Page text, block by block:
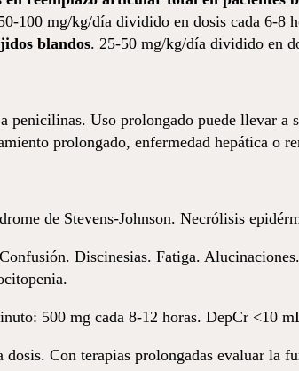
100 mg/kg/día dividido en dosis cada 6-8
blandos. 25-50 mg/kg/día dividido en
penicilinas. Uso prolongado puede llevar a
prolongado, enfermedad hepática o
de Stevens-Johnson. Necrólisis
Discinesias. Fatiga.
500 mg cada 8-12 horas. DepCr <10
Con terapias prolongadas evaluar la